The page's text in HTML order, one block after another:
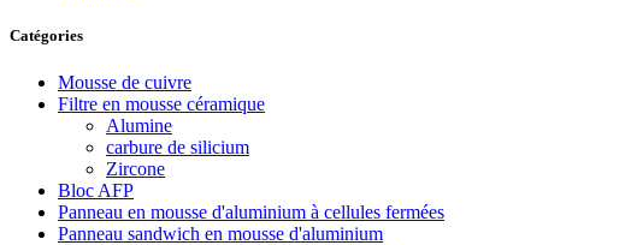
Catégories
Mousse de cuivre
Filtre en mousse céramique
Alumine
carbure de silicium
Zircone
Bloc AFP
Panneau en mousse d'aluminium à cellules fermées
Panneau sandwich en mousse d'aluminium